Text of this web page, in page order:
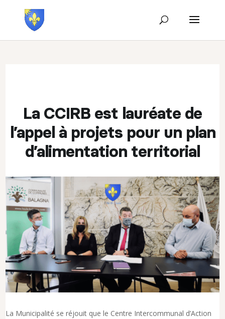
La CCIRB est lauréate de
l’appel à projets pour un plan
d’alimentation territorial
La Municipalité se réjouit que le Centre Intercommunal d’Action